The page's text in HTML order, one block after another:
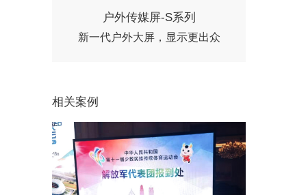
户外传媒屏-S系列
新一代户外大屏，显示更出众
相关案例